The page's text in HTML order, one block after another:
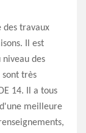
des travaux
Il est
des
sont très
14. Il a tous
meilleure